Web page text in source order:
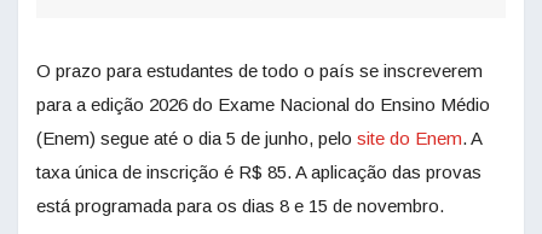
O prazo para estudantes de todo o país se inscreverem
para a edição 2026 do Exame Nacional do Ensino Médio
(Enem) segue até o dia 5 de junho, pelo site do Enem. A
taxa única de inscrição é R$ 85. A aplicação das provas
está programada para os dias 8 e 15 de novembro.